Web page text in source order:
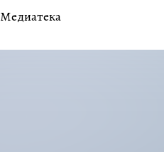
Медиатека